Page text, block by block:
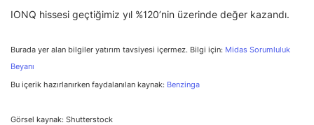
IONQ hissesi geçtiğimiz yıl %120’nin üzerinde değer kazandı.
Burada yer alan bilgiler yatırım tavsiyesi içermez. Bilgi için: Midas Sorumluluk
Beyanı
Bu içerik hazırlanırken faydalanılan kaynak: Benzinga
Görsel kaynak: Shutterstock